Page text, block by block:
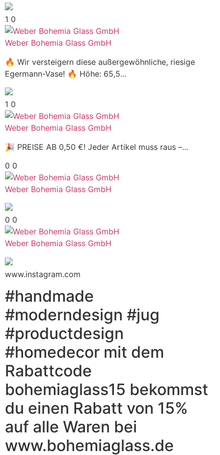
1 0
Weber Bohemia Glass GmbH
🔥 Wir versteigern diese außergewöhnliche, riesige
Egermann-Vase! 🔥 Höhe: 65,5...
1 0
Weber Bohemia Glass GmbH
🎉 PREISE AB 0,50 €! Jeder Artikel muss raus –...
0 0
Weber Bohemia Glass GmbH
0 0
Weber Bohemia Glass GmbH
www.instagram.com
#handmade
#moderndesign #jug
#productdesign
#homedecor mit dem
Rabattcode
bohemiaglass15 bekommst
du einen Rabatt von 15%
auf alle Waren bei
www.bohemiaglass.de